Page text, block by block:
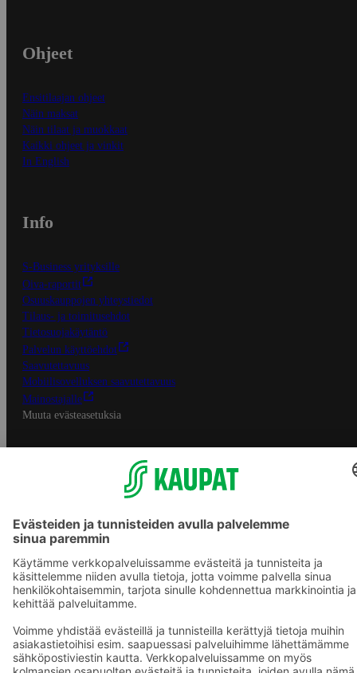
Ohjeet
Ensitilaajan ohjeet
Näin maksat
Näin tilaat ja muokkaat
Kaikki ohjeet ja vinkit
In English
Info
S-Business yrityksille
Oiva-raportit
Osuuskauppojen yhteystiedot
Tilaus- ja toimitusehdot
Tietosuojakäytäntö
Palvelun käyttöehdot
Saavutettavuus
Mobiilisovelluksen saavutettavuus
Mainostajalle
Muuta evästeasetuksia
S-ryhmän palvelut
S-ryhmä
Asiakasomistajuus
Yhteishyvä Ruoka -sovellus
S-ostoslista -sovellus
Prisma.fi
Sokos.fi
S-Pankki
Yhteishyvä
Sokos Hotels